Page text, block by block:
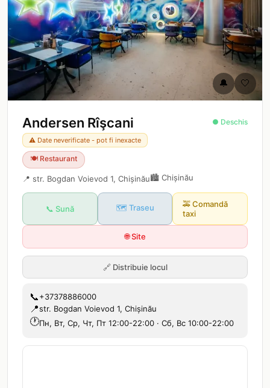
🔔 🤍
Andersen Rîşcani
⚠️ Date neverificate - pot fi inexacte
🍽️ Restaurant
📍 str. Bogdan Voievod 1, Chișinău🏙️ Chișinău
● Deschis
📞 Sună 🗺️ Traseu 🚕Comandă
taxi
🌐 Site
🔗 Distribuie locul
📞+37378886000
📍str. Bogdan Voievod 1, Chișinău
🕐Пн, Вт, Ср, Чт, Пт 12:00-22:00 · Сб, Вс 10:00-22:00